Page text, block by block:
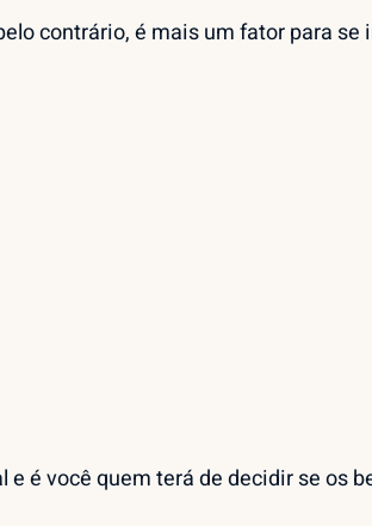
contrário, é mais um fator para se
é você quem terá de decidir se os